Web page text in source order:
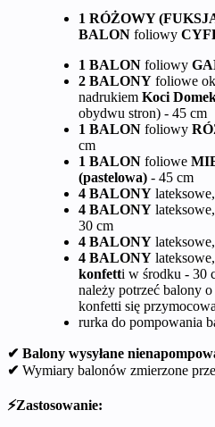
1 RÓŻOWY
BALON foliowy
1 BALON foliowy
2 BALONY foliowe
nadrukiem Koci
obydwu stron) - 45 cm
1 BALON foliowy
cm
1 BALON foliowe
(pastelowa) - 45 cm
4 BALONY lateksowe,
4 BALONY lateksowe,
30 cm
4 BALONY lateksowe,
4 BALONY
konfetti w środku - 30
należy potrzeć balony
konfetti się
rurka do pompowania
✔ Balony wysyłane
✔ Wymiary balonów zmierzone
⚡Zastosowanie: